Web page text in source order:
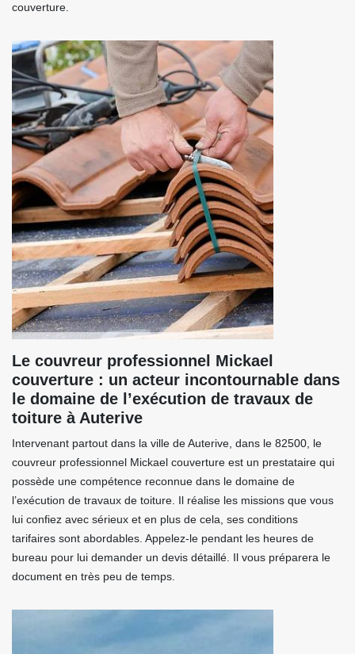
couverture.
Le couvreur professionnel Mickael
couverture : un acteur incontournable dans
le domaine de l’exécution de travaux de
toiture à Auterive
Intervenant partout dans la ville de Auterive, dans le 82500, le
couvreur professionnel Mickael couverture est un prestataire qui
possède une compétence reconnue dans le domaine de
l’exécution de travaux de toiture. Il réalise les missions que vous
lui confiez avec sérieux et en plus de cela, ses conditions
tarifaires sont abordables. Appelez-le pendant les heures de
bureau pour lui demander un devis détaillé. Il vous préparera le
document en très peu de temps.